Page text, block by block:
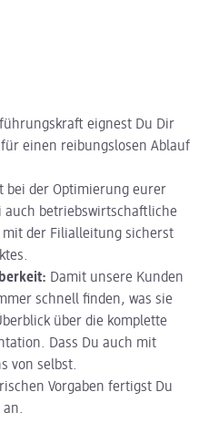
eignest Du Dir
einen reibungslosen Ablauf
bei der Optimierung eurer
auch betriebswirtschaftliche
mit der Filialleitung sicherst
Damit unsere Kunden
schnell finden, was sie
über die komplette
Dass Du auch mit
von selbst.
Vorgaben fertigst Du
an.